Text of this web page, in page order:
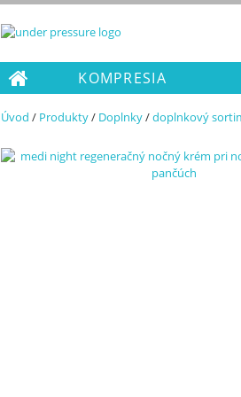
KOMPRESIA
Úvod / Produkty/ Doplnky/doplnkový